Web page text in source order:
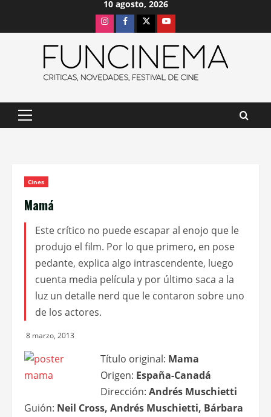
10 agosto, 2026
InstagramFacebook
X Youtube
Menú
Cines
Mamá
Este crítico no puede escapar al enojo que le
produjo el film. Por lo que primero, en pose
pedante, explica algo intrascendente, luego
cuenta media película y por último saca a la
luz un detalle nerd que le contaron sobre uno
de los actores.
8 marzo, 2013
Título original: Mama
Origen: España-Canadá
Dirección: Andrés Muschietti
Guión: Neil Cross, Andrés Muschietti, Bárbara